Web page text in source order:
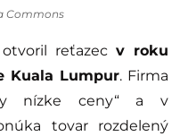
Commons
reťazecv roku
Kuala Lumpur. Firma
nízke ceny“ a v
tovar rozdelený